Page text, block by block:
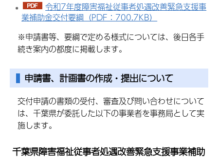
令和7年度障害福祉従事者処遇改善緊急支援事
業補助金交付要綱（PDF：700.7KB）
※申請書等、要綱で定める様式については、後日各手
続き案内の都度に掲載します。
申請書、計画書の作成・提出について
交付申請の書類の受付、審査及び問い合わせについて
は、千葉県が委託した以下の事業者を事務局として実
施します。
千葉県障害福祉従事者処遇改善緊急支援事業補助